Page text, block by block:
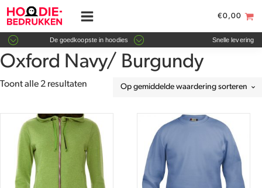
€0,00
De goedkoopste in hoodies Snelle levering
Oxford Navy/ Burgundy
Toont alle 2 resultaten Gesorteerd
waardering
product
heeft
meerdere
variaties.
Deze
product
heeft
meerdere
variaties.
Deze